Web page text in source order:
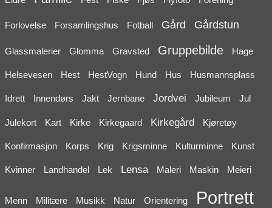
Forlovelse Forsamlingshus Fotball Gård Gårdstun
Glassmalerier Glomma Gravsted Gruppebilde Hage
Helsevesen Hest HestVogn Hund Hus Husmannsplass
Idrett Innendørs Jakt Jernbane Jordvei Jubileum Jul
Julekort Kart Kirke Kirkegaard Kirkegård Kjøretøy
Konfirmasjon Korps Krig Krigsminne Kulturminne Kunst
Kvinner Landhandel Lek Lensa Maleri Maskin Meieri
Menn Militære Musikk Natur Orientering Portrett